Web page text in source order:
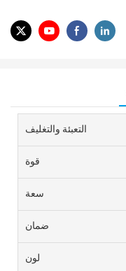
التعبئة والتغليف
قوة
سعة
ضمان
لون